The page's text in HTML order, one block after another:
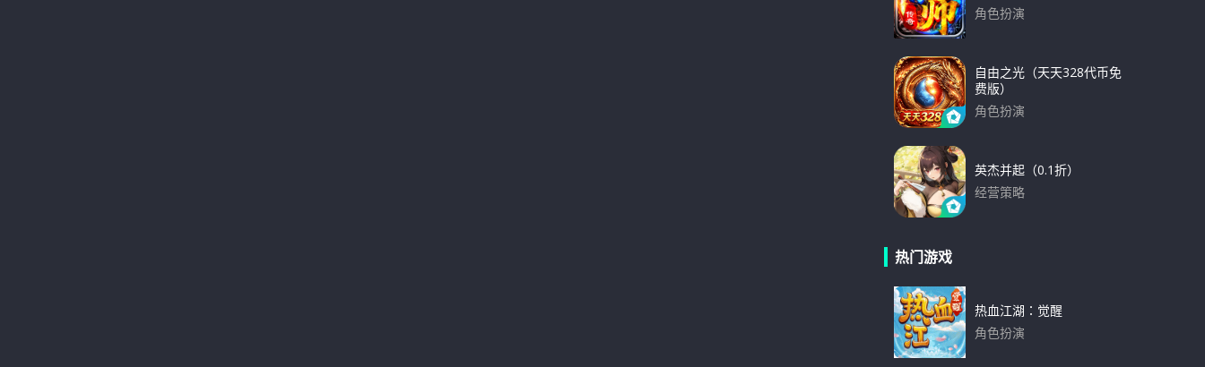
角色扮演
自由之光（天天328代币免
费版）
角色扮演
英杰并起（0.1折）
经营策略
热门游戏
热血江湖：觉醒
角色扮演